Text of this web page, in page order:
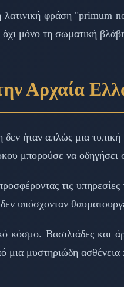
φράση "primum
μόνο τη σωματική
Αρχαία
ήταν απλώς μια τυπική
μπορούσε να οδηγήσει
τις
υπόσχονταν
Βασιλιάδες και
μυστηριώδη